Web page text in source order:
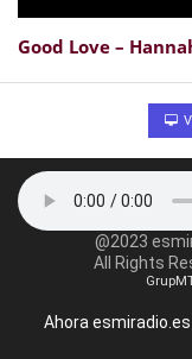
Good Love –
@2023
All Rights
Ahora